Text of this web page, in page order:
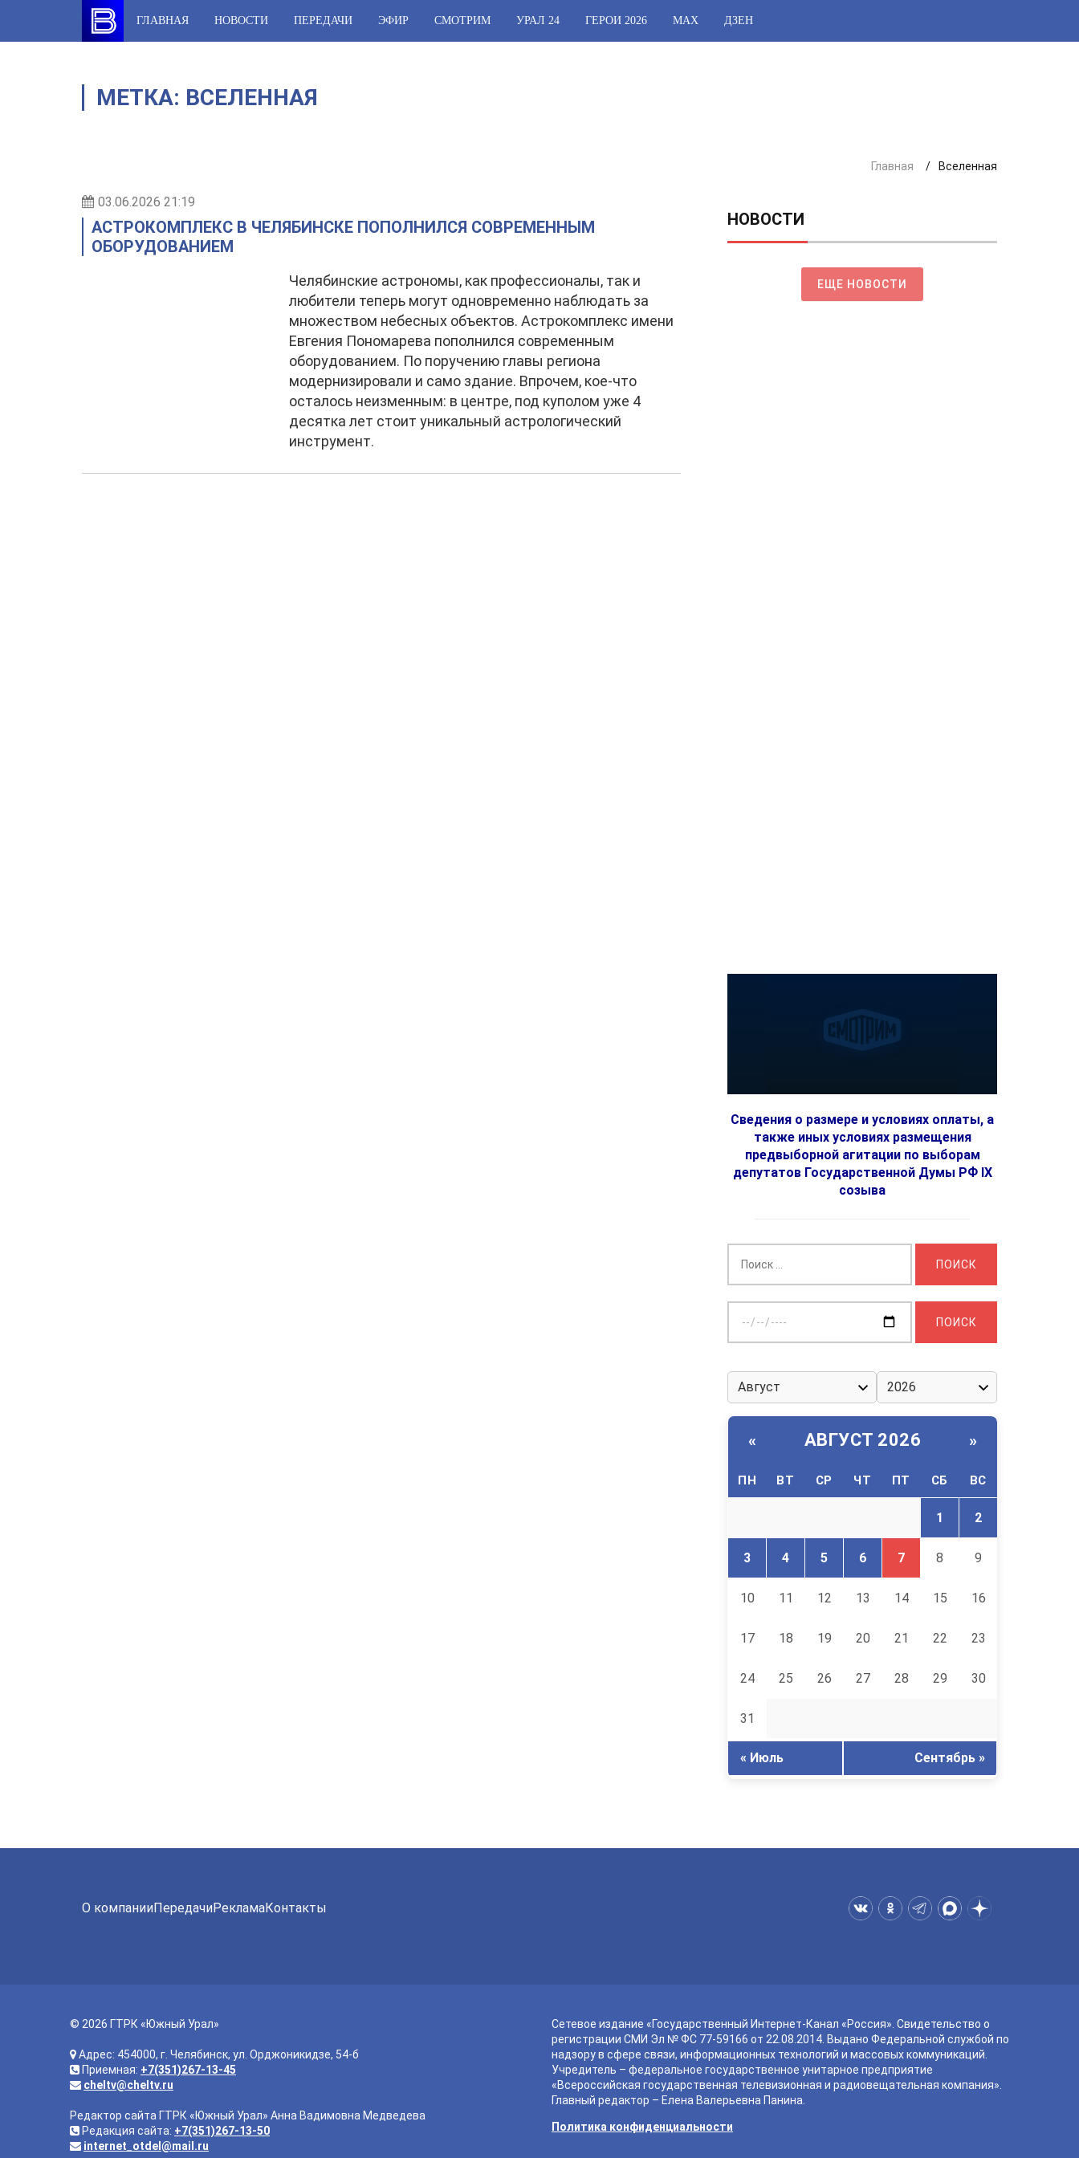
content
ГЛАВНАЯ НОВОСТИ ПЕРЕДАЧИ ЭФИР СМОТРИМ УРАЛ 24 ГЕРОИ 2026 МАХ ДЗЕН
МЕТКА: ВСЕЛЕННАЯ
Главная Вселенная
03.06.2026 21:19
АСТРОКОМПЛЕКС В ЧЕЛЯБИНСКЕ ПОПОЛНИЛСЯ СОВРЕМЕННЫМ
ОБОРУДОВАНИЕМ
Челябинские астрономы, как профессионалы, так и
любители теперь могут одновременно наблюдать за
множеством небесных объектов. Астрокомплекс имени
Евгения Пономарева пополнился современным
оборудованием. По поручению главы региона
модернизировали и само здание. Впрочем, кое-что
осталось неизменным: в центре, под куполом уже 4
десятка лет стоит уникальный астрологический
инструмент.
НОВОСТИ
ЕЩЕ НОВОСТИ
Сведения о размере и условиях оплаты, а
также иных условиях размещения
предвыборной агитации по выборам
депутатов Государственной Думы РФ IX
созыва
дату:
« АВГУСТ 2026 »
ПН ВТ СР ЧТ ПТ СБ ВС
1 2
3 4 5 6 7 8 9
10 11 12 13 14 15 16
17 18 19 20 21 22 23
24 25 26 27 28 29 30
31
« Июль Сентябрь »
О компанииПередачиРекламаКонтакты
© 2026 ГТРК «Южный Урал»
Адрес: 454000, г. Челябинск, ул. Орджоникидзе, 54-б
Приемная: +7(351)267-13-45
cheltv@cheltv.ru
Редактор сайта ГТРК «Южный Урал» Анна Вадимовна Медведева
Редакция сайта: +7(351)267-13-50
internet_otdel@mail.ru
Сетевое издание «Государственный Интернет-Канал «Россия». Свидетельство о
регистрации СМИ Эл № ФС 77-59166 от 22.08.2014. Выдано Федеральной службой по
надзору в сфере связи, информационных технологий и массовых коммуникаций.
Учредитель – федеральное государственное унитарное предприятие
«Всероссийская государственная телевизионная и радиовещательная компания».
Главный редактор – Елена Валерьевна Панина.
Политика конфиденциальности